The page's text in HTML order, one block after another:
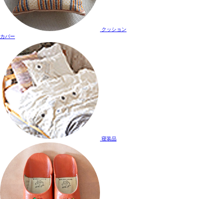
クッション
カバー
寝装品